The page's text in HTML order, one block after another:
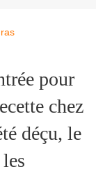
pour
chez
déçu, le